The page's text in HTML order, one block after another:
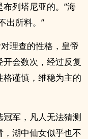
列塔尼亚的。”海
出所料。”
理查的性格，皇帝
会数次，经过反复
谨慎，维稳为主的
军，凡人无法猜测
湖中仙女似乎也不